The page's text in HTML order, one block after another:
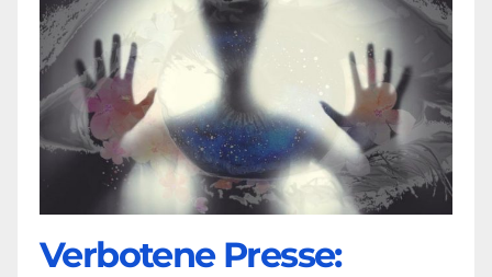
Verbotene Presse: